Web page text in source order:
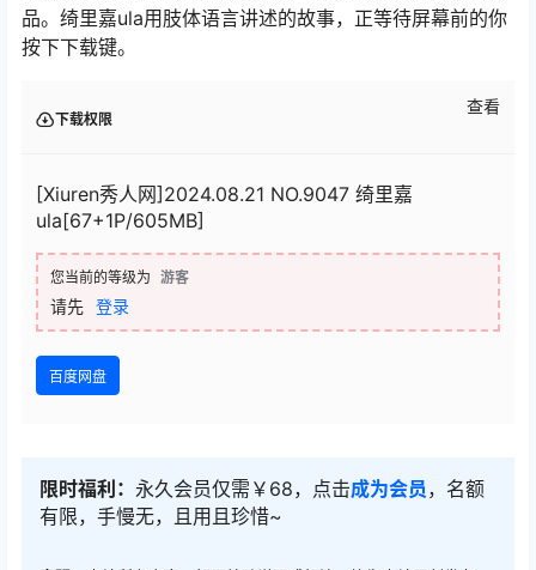
品。绮里嘉ula用肢体语言讲述的故事，正等待屏幕前的你
按下下载键。
下载权限
查看
[Xiuren秀人网]2024.08.21 NO.9047 绮里嘉
ula[67+1P/605MB]
您当前的等级为 游客
请先 登录
百度网盘
限时福利： 永久会员仅需￥68，点击成为会员 ，名额
有限，手慢无，且用且珍惜~